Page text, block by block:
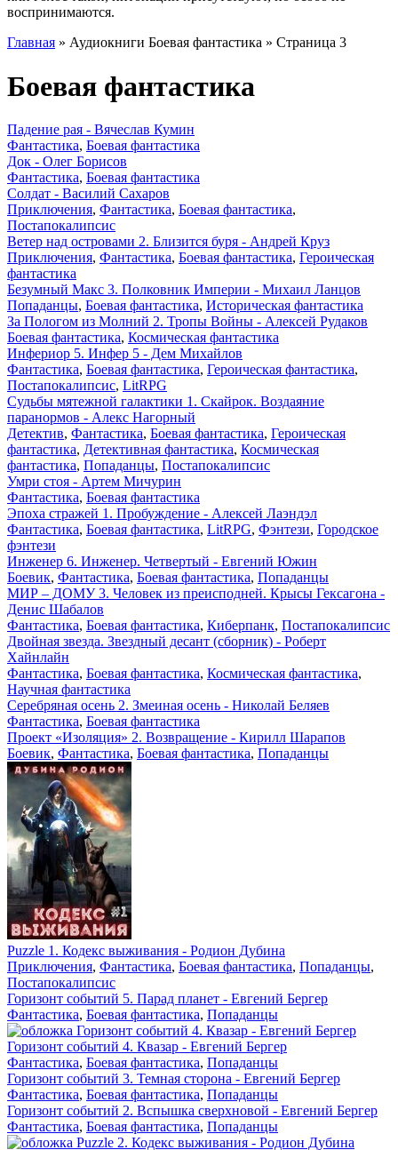
воспринимаются.
Главная » Аудиокниги Боевая фантастика » Страница 3
Боевая фантастика
Падение рая - Вячеслав Кумин
Фантастика, Боевая фантастика
Док - Олег Борисов
Фантастика, Боевая фантастика
Солдат - Василий Сахаров
Приключения, Фантастика, Боевая фантастика,
Постапокалипсис
Ветер над островами 2. Близится буря - Андрей Круз
Приключения, Фантастика, Боевая фантастика, Героическая
фантастика
Безумный Макс 3. Полковник Империи - Михаил Ланцов
Попаданцы, Боевая фантастика, Историческая фантастика
За Пологом из Молний 2. Тропы Войны - Алексей Рудаков
Боевая фантастика, Космическая фантастика
Инфериор 5. Инфер 5 - Дем Михайлов
Фантастика, Боевая фантастика, Героическая фантастика,
Постапокалипсис, LitRPG
Судьбы мятежной галактики 1. Скайрок. Воздаяние
паранормов - Алекс Нагорный
Детектив, Фантастика, Боевая фантастика, Героическая
фантастика, Детективная фантастика, Космическая
фантастика, Попаданцы, Постапокалипсис
Умри стоя - Артем Мичурин
Фантастика, Боевая фантастика
Эпоха стражей 1. Пробуждение - Алексей Лаэндэл
Фантастика, Боевая фантастика, LitRPG, Фэнтези, Городское
фэнтези
Инженер 6. Инженер. Четвертый - Евгений Южин
Боевик, Фантастика, Боевая фантастика, Попаданцы
МИР – ДОМУ 3. Человек из преисподней. Крысы Гексагона -
Денис Шабалов
Фантастика, Боевая фантастика, Киберпанк, Постапокалипсис
Двойная звезда. Звездный десант (сборник) - Роберт
Хайнлайн
Фантастика, Боевая фантастика, Космическая фантастика,
Научная фантастика
Серебряная осень 2. Змеиная осень - Николай Беляев
Фантастика, Боевая фантастика
Проект «Изоляция» 2. Возвращение - Кирилл Шарапов
Боевик, Фантастика, Боевая фантастика, Попаданцы
Puzzle 1. Кодекс выживания - Родион Дубина
Приключения, Фантастика, Боевая фантастика, Попаданцы,
Постапокалипсис
Горизонт событий 5. Парад планет - Евгений Бергер
Фантастика, Боевая фантастика, Попаданцы
Горизонт событий 4. Квазар - Евгений Бергер
Фантастика, Боевая фантастика, Попаданцы
Горизонт событий 3. Темная сторона - Евгений Бергер
Фантастика, Боевая фантастика, Попаданцы
Горизонт событий 2. Вспышка сверхновой - Евгений Бергер
Фантастика, Боевая фантастика, Попаданцы